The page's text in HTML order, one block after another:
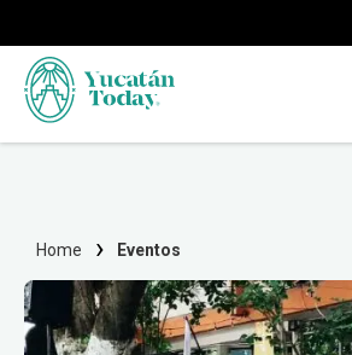
Home Eventos